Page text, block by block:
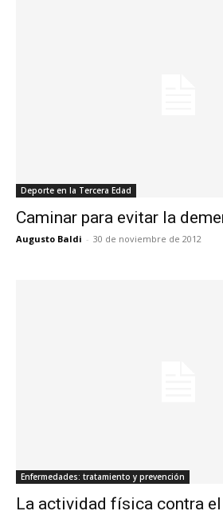
Deporte en la Tercera Edad
Caminar para evitar la
Augusto Baldi - 30 de noviembre de 2012
Enfermedades: tratamiento y prevención
La actividad física contra